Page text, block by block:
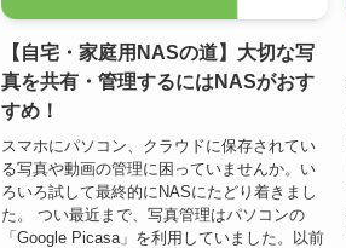
【自宅・家庭用NASの道】大切な写
真を共有・管理するにはNASがおす
すめ！
スマホにパソコン、クラウドに保存されてい
る写真や動画の管理に困っていませんか。い
ろいろ試して最終的にNASにたどり着きまし
た。 つい最近まで、写真管理はパソコンの
「Google Picasa」を利用していました。以前